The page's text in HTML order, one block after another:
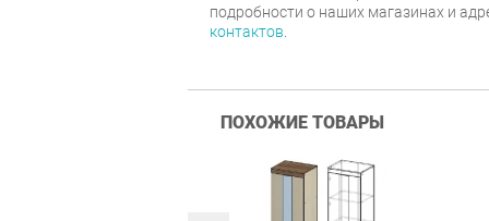
подробности о наших магазинах и
контактов
ПОХОЖИЕ ТОВАРЫ